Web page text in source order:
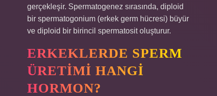
gerçekleşir. Spermatogenez sırasında, diploid
bir spermatogonium (erkek germ hücresi) büyür
ve diploid bir birincil spermatosit oluşturur.
ERKEKLERDE SPERM
ÜRETIMI HANGI
HORMON?